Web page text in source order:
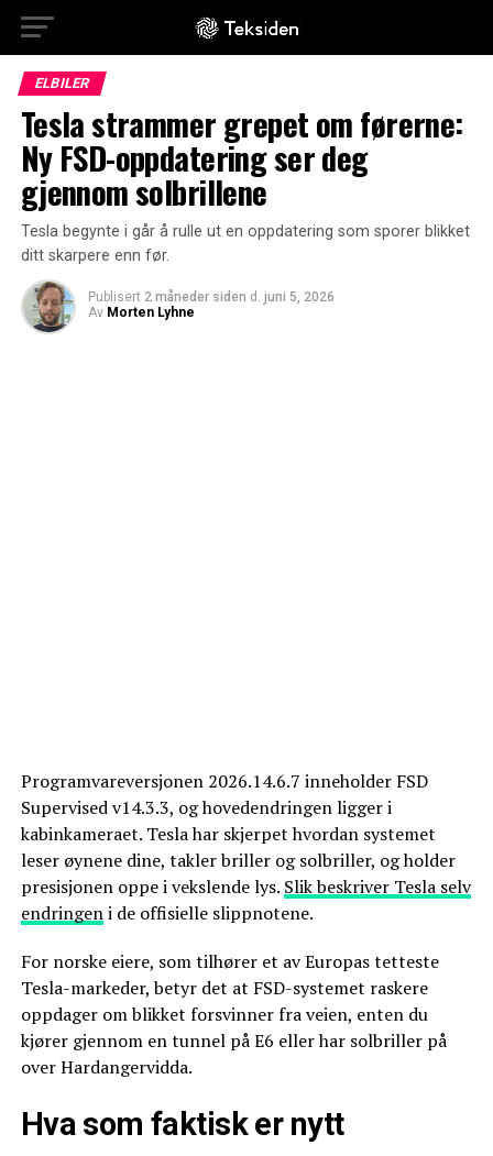
ELBILER
Tesla strammer grepet om førerne:
Ny FSD-oppdatering ser deg
gjennom solbrillene
Tesla begynte i går å rulle ut en oppdatering som sporer blikket
ditt skarpere enn før.
Publisert 2 måneder siden d. juni 5, 2026
Av Morten Lyhne
Programvareversjonen 2026.14.6.7 inneholder FSD
Supervised v14.3.3, og hovedendringen ligger i
kabinkameraet. Tesla har skjerpet hvordan systemet
leser øynene dine, takler briller og solbriller, og holder
presisjonen oppe i vekslende lys. Slik beskriver Tesla selv
endringeni de offisielle slippnotene.
For norske eiere, som tilhører et av Europas tetteste
Tesla-markeder, betyr det at FSD-systemet raskere
oppdager om blikket forsvinner fra veien, enten du
kjører gjennom en tunnel på E6 eller har solbriller på
over Hardangervidda.
Hva som faktisk er nytt